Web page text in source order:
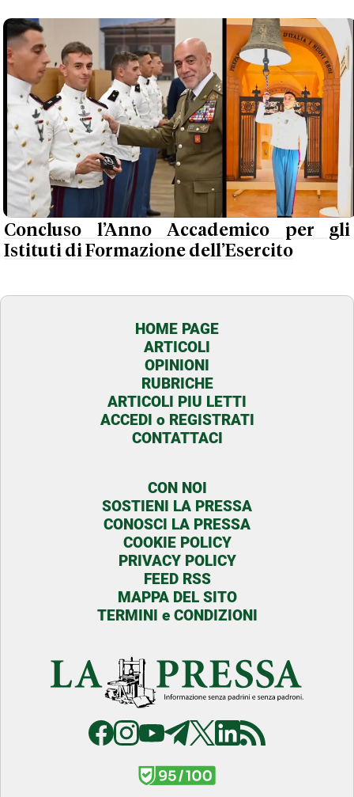
Concluso l’Anno Accademico per gli
Istituti di Formazione dell’Esercito
HOME PAGE
ARTICOLI
OPINIONI
RUBRICHE
ARTICOLI PIU LETTI
ACCEDI o REGISTRATI
CONTATTACI
CON NOI
SOSTIENI LA PRESSA
CONOSCI LA PRESSA
COOKIE POLICY
PRIVACY POLICY
FEED RSS
MAPPA DEL SITO
TERMINI e CONDIZIONI